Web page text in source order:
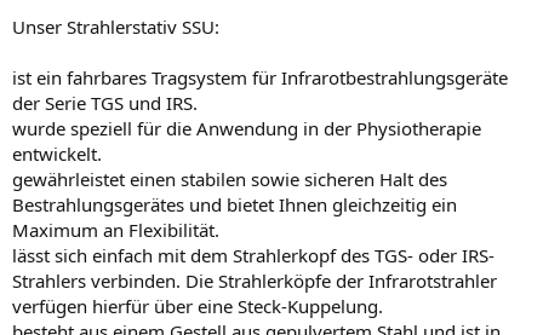
Unser Strahlerstativ SSU:
ist ein fahrbares Tragsystem für Infrarotbestrahlungsgeräte
der Serie TGS und IRS.
wurde speziell für die Anwendung in der Physiotherapie
entwickelt.
gewährleistet einen stabilen sowie sicheren Halt des
Bestrahlungsgerätes und bietet Ihnen gleichzeitig ein
Maximum an Flexibilität.
lässt sich einfach mit dem Strahlerkopf des TGS- oder IRS-
Strahlers verbinden. Die Strahlerköpfe der Infrarotstrahler
verfügen hierfür über eine Steck-Kuppelung.